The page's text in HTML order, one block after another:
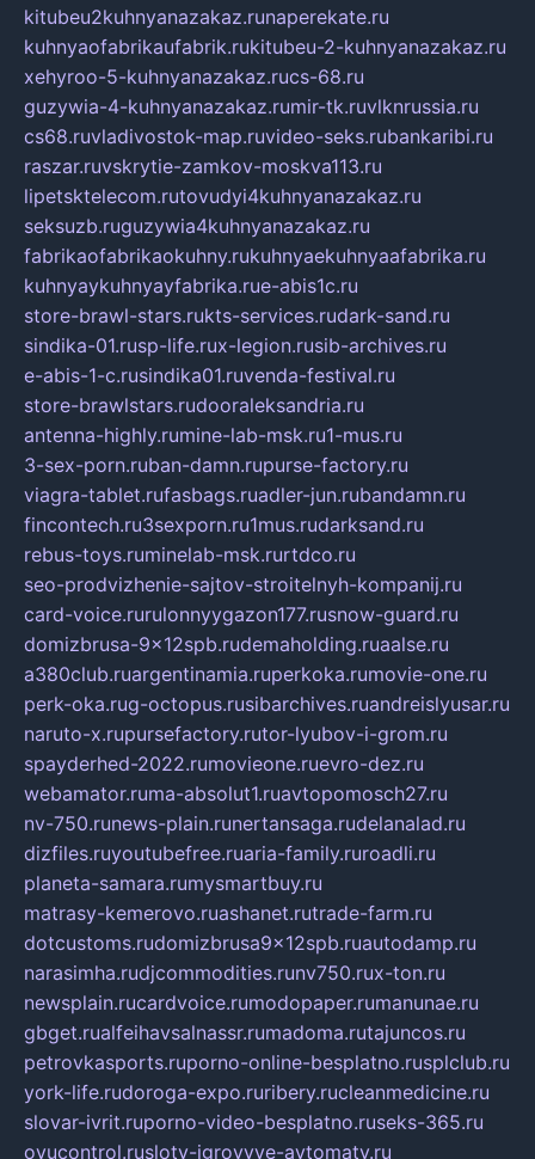
kitubeu2kuhnyanazakaz.runaperekate.ru
kuhnyaofabrikaufabrik.rukitubeu-2-kuhnyanazakaz.ru
xehyroo-5-kuhnyanazakaz.rucs-68.ru
guzywia-4-kuhnyanazakaz.rumir-tk.ruvlknrussia.ru
cs68.ruvladivostok-map.ruvideo-seks.rubankaribi.ru
raszar.ruvskrytie-zamkov-moskva113.ru
lipetsktelecom.rutovudyi4kuhnyanazakaz.ru
seksuzb.ruguzywia4kuhnyanazakaz.ru
fabrikaofabrikaokuhny.rukuhnyaekuhnyaafabrika.ru
kuhnyaykuhnyayfabrika.rue-abis1c.ru
store-brawl-stars.rukts-services.rudark-sand.ru
sindika-01.rusp-life.rux-legion.rusib-archives.ru
e-abis-1-c.rusindika01.ruvenda-festival.ru
store-brawlstars.rudooraleksandria.ru
antenna-highly.rumine-lab-msk.ru1-mus.ru
3-sex-porn.ruban-damn.rupurse-factory.ru
viagra-tablet.rufasbags.ruadler-jun.rubandamn.ru
fincontech.ru3sexporn.ru1mus.rudarksand.ru
rebus-toys.ruminelab-msk.rurtdco.ru
seo-prodvizhenie-sajtov-stroitelnyh-kompanij.ru
card-voice.rurulonnyygazon177.rusnow-guard.ru
domizbrusa-9x12spb.rudemaholding.ruaalse.ru
a380club.ruargentinamia.ruperkoka.rumovie-one.ru
perk-oka.rug-octopus.rusibarchives.ruandreislyusar.ru
naruto-x.rupursefactory.rutor-lyubov-i-grom.ru
spayderhed-2022.rumovieone.ruevro-dez.ru
webamator.ruma-absolut1.ruavtopomosch27.ru
nv-750.runews-plain.runertansaga.rudelanalad.ru
dizfiles.ruyoutubefree.ruaria-family.ruroadli.ru
planeta-samara.rumysmartbuy.ru
matrasy-kemerovo.ruashanet.rutrade-farm.ru
dotcustoms.rudomizbrusa9x12spb.ruautodamp.ru
narasimha.rudjcommodities.runv750.rux-ton.ru
newsplain.rucardvoice.rumodopaper.rumanunae.ru
gbget.rualfeihavsalnassr.rumadoma.rutajuncos.ru
petrovkasports.ruporno-online-besplatno.rusplclub.ru
york-life.rudoroga-expo.ruribery.rucleanmedicine.ru
slovar-ivrit.ruporno-video-besplatno.ruseks-365.ru
ovucontrol.rusloty-igrovyye-avtomaty.ru